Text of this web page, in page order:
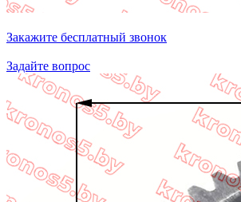
Закажите бесплатный звонок
Задайте вопрос